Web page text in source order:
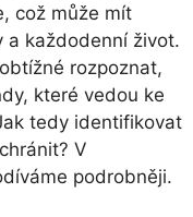
což může mít
a každodenní život.
rozpoznat,
které vedou ke
tedy identifikovat
V
podrobněji.